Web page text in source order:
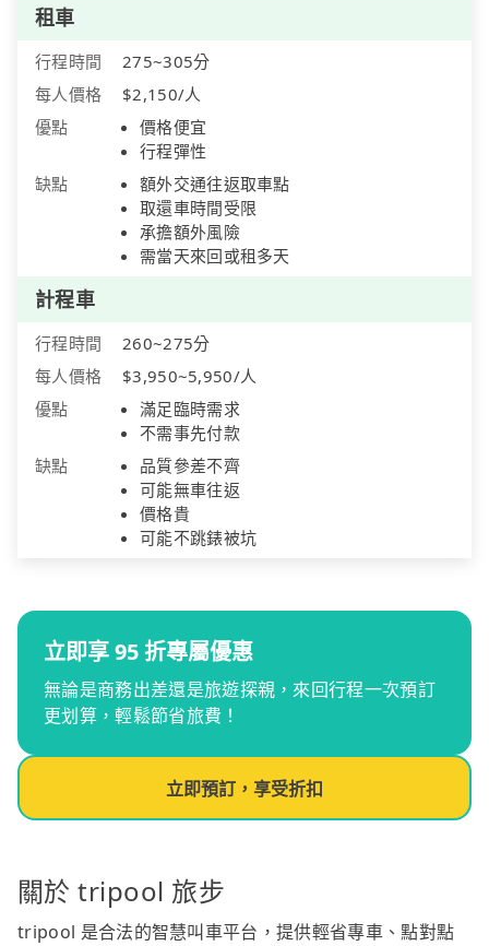
租車
行程時間
275~305分
每人價格
$2,150/人
優點
價格便宜
行程彈性
缺點
額外交通往返取車點
取還車時間受限
承擔額外風險
需當天來回或租多天
計程車
行程時間
260~275分
每人價格
$3,950~5,950/人
優點
滿足臨時需求
不需事先付款
缺點
品質參差不齊
可能無車往返
價格貴
可能不跳錶被坑
立即享 95 折專屬優惠
無論是商務出差還是旅遊探親，來回行程一次預訂
更划算，輕鬆節省旅費！
立即預訂，享受折扣
關於 tripool 旅步
tripool 是合法的智慧叫車平台，提供輕省專車、點對點